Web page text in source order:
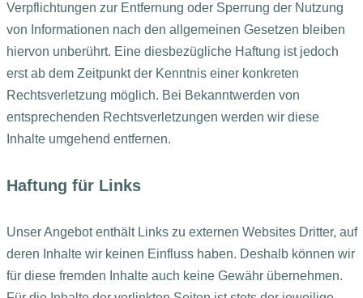
Verpflichtungen zur Entfernung oder Sperrung der Nutzung
von Informationen nach den allgemeinen Gesetzen bleiben
hiervon unberührt. Eine diesbezügliche Haftung ist jedoch
erst ab dem Zeitpunkt der Kenntnis einer konkreten
Rechtsverletzung möglich. Bei Bekanntwerden von
entsprechenden Rechtsverletzungen werden wir diese
Inhalte umgehend entfernen.
Haftung für Links
Unser Angebot enthält Links zu externen Websites Dritter, auf
deren Inhalte wir keinen Einfluss haben. Deshalb können wir
für diese fremden Inhalte auch keine Gewähr übernehmen.